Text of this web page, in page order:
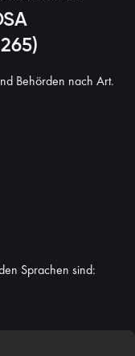
Behörden nach Art.
Sprachen sind: